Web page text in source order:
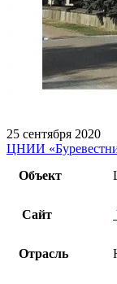
25 сентября 2020
ЦНИИ
Объект
Сайт
Отрасль